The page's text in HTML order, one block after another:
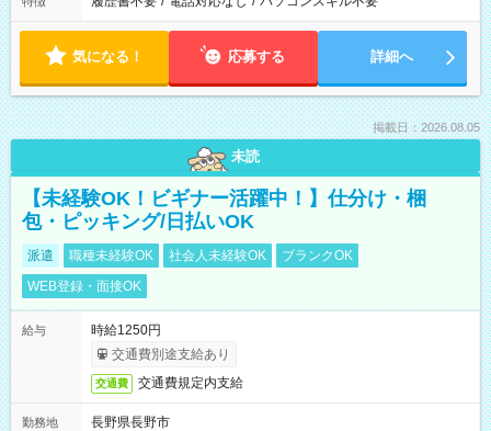
気になる！ 応募する 詳細へ
掲載日：2026.08.05
未読
【未経験OK！ビギナー活躍中！】仕分け・梱
包・ピッキング/日払いOK
派遣 職種未経験OK 社会人未経験OK
ブランクOK
WEB登録・面接OK
給与
時給1250円
交通費別途支給あり
交通費 交通費規定内支給
勤務地
長野県長野市